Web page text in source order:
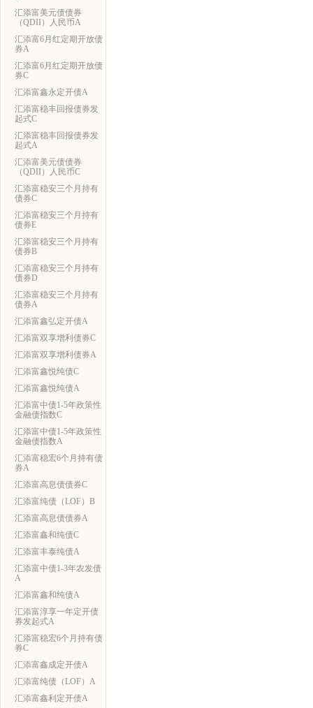
汇添富美元债债券
（QDII）人民币A
汇添富6月红定期开放债
券A
汇添富6月红定期开放债
券C
汇添富鑫永定开债A
汇添富稳丰回报债券发
起式C
汇添富稳丰回报债券发
起式A
汇添富美元债债券
（QDII）人民币C
汇添富稳安三个月持有
债券C
汇添富稳安三个月持有
债券E
汇添富稳安三个月持有
债券B
汇添富稳安三个月持有
债券D
汇添富稳安三个月持有
债券A
汇添富鑫弘定开债A
汇添富双享增利债券C
汇添富双享增利债券A
汇添富鑫悦纯债C
汇添富鑫悦纯债A
汇添富中债1-5年政策性
金融债指数C
汇添富中债1-5年政策性
金融债指数A
汇添富稳宏6个月持有债
券A
汇添富高息债债券C
汇添富纯债（LOF）B
汇添富高息债债券A
汇添富鑫和纯债C
汇添富丰泰纯债A
汇添富中债1-3年农发债
A
汇添富鑫和纯债A
汇添富淳享一年定开债
券发起式A
汇添富稳宏6个月持有债
券C
汇添富鑫成定开债A
汇添富纯债（LOF）A
汇添富鑫利定开债A